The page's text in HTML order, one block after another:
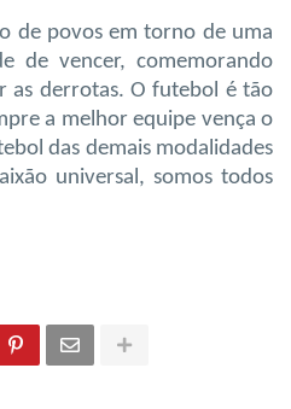
de povos em torno de uma
de vencer, comemorando
as derrotas. O futebol é tão
a melhor equipe vença o
das demais modalidades
universal, somos todos